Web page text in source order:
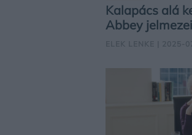
Kalapács alá
Abbey jelmezei